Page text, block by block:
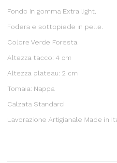
Fondo in gomma Extra light.
Fodera e sottopiede in pelle.
Colore Verde Foresta
Altezza tacco: 4 cm
Altezza plateau: 2 cm
Tomaia: Nappa
Calzata Standard
Lavorazione Artigianale Made in